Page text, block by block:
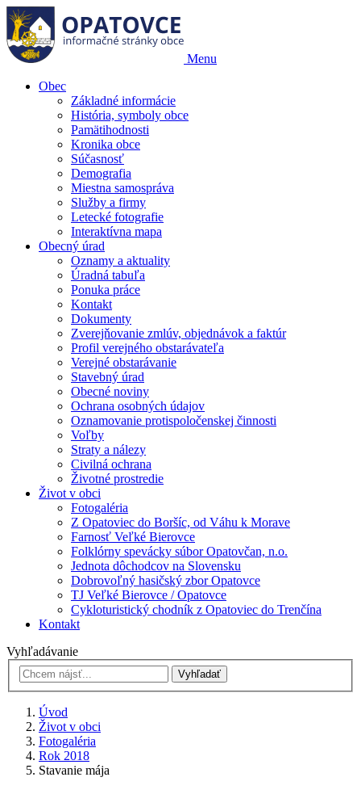
Menu
Obec
Základné informácie
História, symboly obce
Pamätihodnosti
Kronika obce
Súčasnosť
Demografia
Miestna samospráva
Služby a firmy
Letecké fotografie
Interaktívna mapa
Obecný úrad
Oznamy a aktuality
Úradná tabuľa
Ponuka práce
Kontakt
Dokumenty
Zverejňovanie zmlúv, objednávok a faktúr
Profil verejného obstarávateľa
Verejné obstarávanie
Stavebný úrad
Obecné noviny
Ochrana osobných údajov
Oznamovanie protispoločenskej činnosti
Voľby
Straty a nálezy
Civilná ochrana
Životné prostredie
Život v obci
Fotogaléria
Z Opatoviec do Boršíc, od Váhu k Morave
Farnosť Veľké Bierovce
Folklórny spevácky súbor Opatovčan, n.o.
Jednota dôchodcov na Slovensku
Dobrovoľný hasičský zbor Opatovce
TJ Veľké Bierovce / Opatovce
Cykloturistický chodník z Opatoviec do Trenčína
Kontakt
Vyhľadávanie
Vyhľadať
Úvod
Život v obci
Fotogaléria
Rok 2018
Stavanie mája